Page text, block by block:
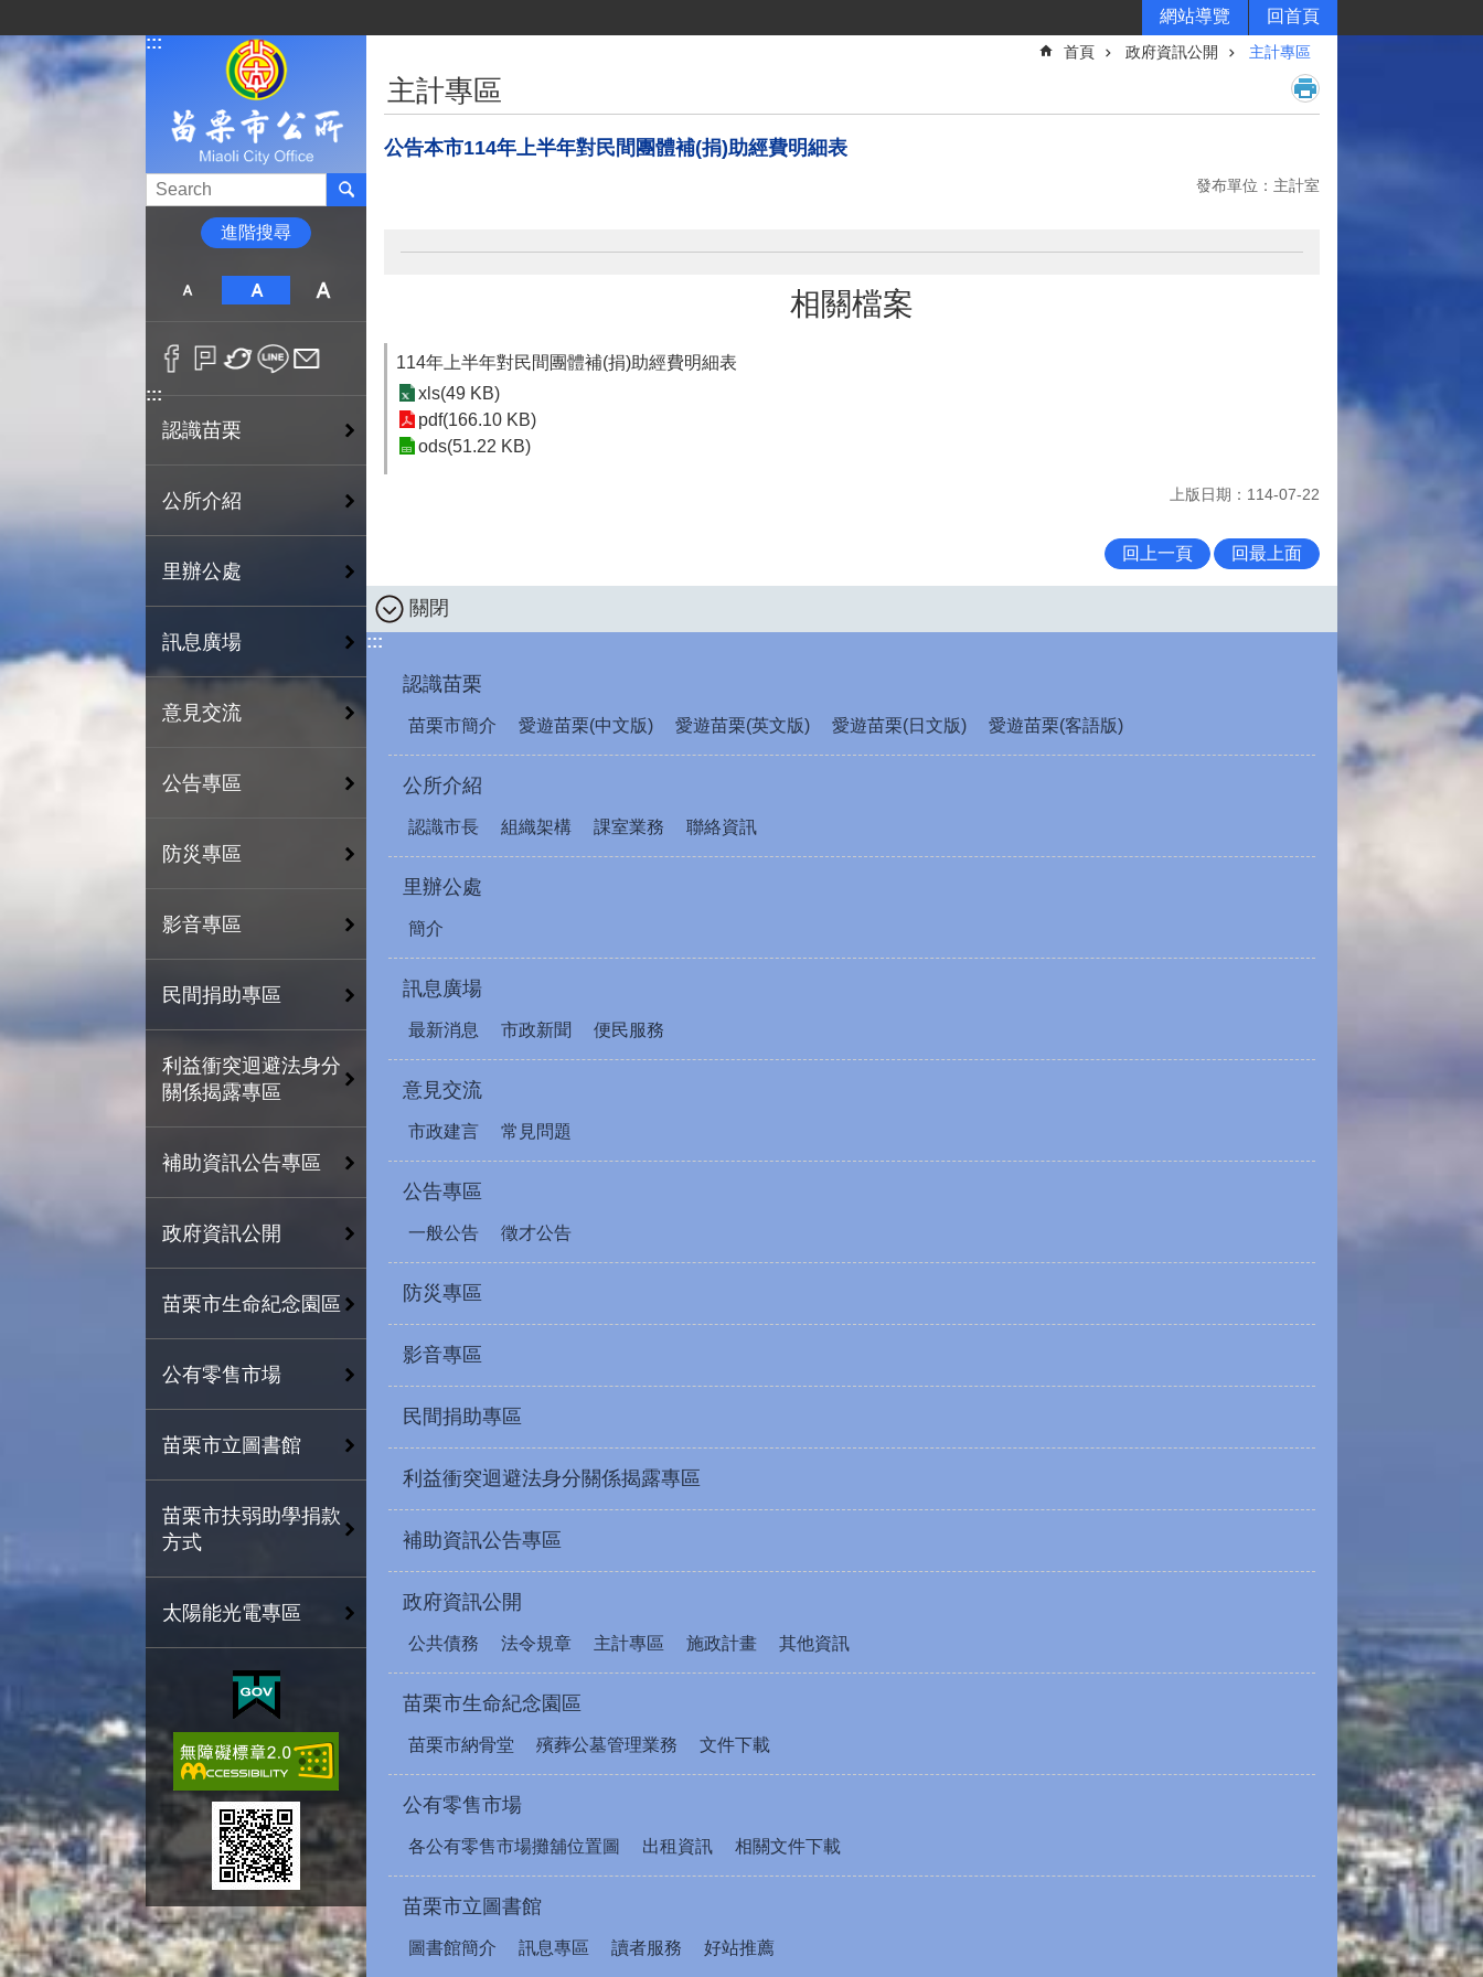
:::
網站導覽 回首頁
進階搜尋
:::
認識苗栗
公所介紹
里辦公處
訊息廣場
意見交流
公告專區
防災專區
影音專區
民間捐助專區
利益衝突迴避法身分
關係揭露專區
補助資訊公告專區
政府資訊公開
苗栗市生命紀念園區
公有零售市場
苗栗市立圖書館
苗栗市扶弱助學捐款
方式
太陽能光電專區
首頁 政府資訊公開 主計專區
主計專區
公告本市114年上半年對民間團體補(捐)助經費明細表
發布單位：主計室
相關檔案
114年上半年對民間團體補(捐)助經費明細表
xls(49 KB)
pdf(166.10 KB)
ods(51.22 KB)
上版日期：114-07-22
回上一頁 回最上面
關閉
:::
認識苗栗
苗栗市簡介 愛遊苗栗(中文版) 愛遊苗栗(英文版) 愛遊苗栗(日文版) 愛遊苗栗(客語版)
公所介紹
認識市長 組織架構 課室業務 聯絡資訊
里辦公處
簡介
訊息廣場
最新消息 市政新聞 便民服務
意見交流
市政建言 常見問題
公告專區
一般公告 徵才公告
防災專區
影音專區
民間捐助專區
利益衝突迴避法身分關係揭露專區
補助資訊公告專區
政府資訊公開
公共債務 法令規章 主計專區 施政計畫 其他資訊
苗栗市生命紀念園區
苗栗市納骨堂 殯葬公墓管理業務 文件下載
公有零售市場
各公有零售市場攤舖位置圖 出租資訊 相關文件下載
苗栗市立圖書館
圖書館簡介 訊息專區 讀者服務 好站推薦